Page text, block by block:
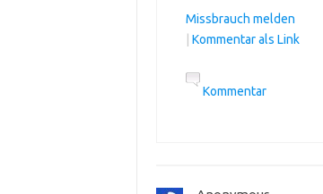
Missbrauch melden
Kommentar als Link
Kommentar